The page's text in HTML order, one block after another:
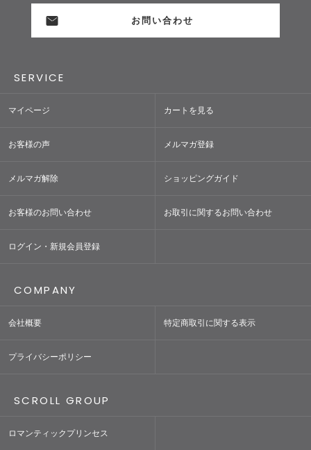
お問い合わせ
SERVICE
マイページ カートを見る
お客様の声 メルマガ登録
メルマガ解除 ショッピングガイド
お客様のお問い合わせ お取引に関するお問い合わせ
ログイン・新規会員登録
COMPANY
会社概要 特定商取引に関する表示
プライバシーポリシー
SCROLL GROUP
ロマンティックプリンセス